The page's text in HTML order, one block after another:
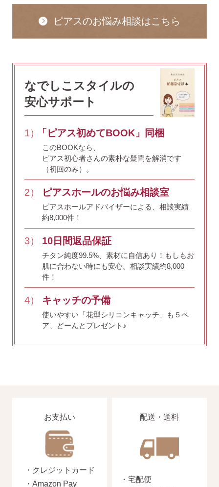
ピアスのお悩み相談はこちら
なでしこスタイルの
安心サポート
1） 「ピアス初めてBOOK」同梱
このBOOKなら、
ピアス初心者さんの素朴な疑問を解消です
（初回のみ）。
2） ピアスホールのお悩み相談室
ピアスホールアドバイザーによる、相談実績
約8,000件！
3） 10日間返品保証
チタン純度99.5%、素材に自信あり！ もしもお
肌に合わない時にも安心。相談実績約8,000
件！
4） キャッチの予備
使いやすい「花型シリコンキャッチ」も５ペ
ア、どーんとプレゼント♪
お支払い
・クレジットカード
・Amazon Pay
配送・送料
・宅配便